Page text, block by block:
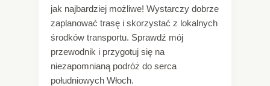
jak najbardziej możliwe! Wystarczy dobrze
zaplanować trasę i skorzystać z lokalnych
środków transportu. Sprawdź mój
przewodnik i przygotuj się na
niezapomnianą podróż do serca
południowych Włoch.